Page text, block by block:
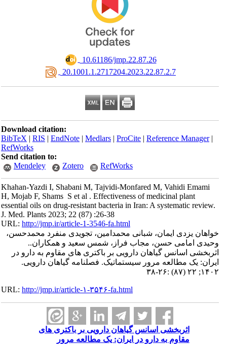
‎ 10.61186/jmp.22.87.26
‎ 20.1001.1.2717204.2023.22.87.2.7
Download citation:
BibTeX|RIS|EndNote|Medlars|ProCite|Reference Manager
RefWorks
Send citation to:
Mendeley
Zotero RefWorks
Khahan-Yazdi I, Shabani M, Tajvidi-Monfared M, Vahidi Emami
H, Mojab F, Shams ‎ S et al . Effectiveness of medicinal plant
essential oils on drug-resistant bacteria in Iran: A systematic review.
J. Med. Plants 2023; 22 (87) :26-38
URL:http://jmp.ir/article-1-3546-fa.html
خواهان ‎یزدی ایمان، شبانی محمد‎امین، تجویدی ‎منفرد محمد‎حسن،
وحیدی ‎امامی حسن، مجاب فراز، شمس سعید و همکاران..
اثربخشی اسانس گیاهان دارویی بر باکتری ‎های مقاوم به دارو در
یک مطالعه مرور سیستماتیک. فصلنامه گياهان دارویی.
(۸۷) :۲۶-۳۸
URL:http://jmp.ir/article-۱-۳۵۴۶-fa.html
اثربخشی اسانس گیاهان دارویی بر باکتری ‎های
مقاوم به دارو در ایران: یک مطالعه مرور